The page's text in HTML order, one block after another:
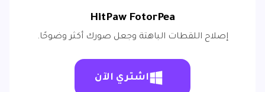
HitPaw FotorPea
إصلاح اللقطات الباهتة وجعل صورك أكثر وضوحًا.
اشتري الآن